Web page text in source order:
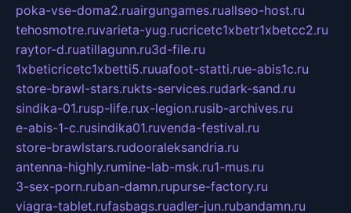
poka-vse-doma2.ruairgungames.ruallseo-host.ru
tehosmotre.ruvarieta-yug.rucricetc1xbetr1xbetcc2.ru
raytor-d.ruatillagunn.ru3d-file.ru
1xbeticricetc1xbetti5.ruuafoot-statti.rue-abis1c.ru
store-brawl-stars.rukts-services.rudark-sand.ru
sindika-01.rusp-life.rux-legion.rusib-archives.ru
e-abis-1-c.rusindika01.ruvenda-festival.ru
store-brawlstars.rudooraleksandria.ru
antenna-highly.rumine-lab-msk.ru1-mus.ru
3-sex-porn.ruban-damn.rupurse-factory.ru
viagra-tablet.rufasbags.ruadler-jun.rubandamn.ru